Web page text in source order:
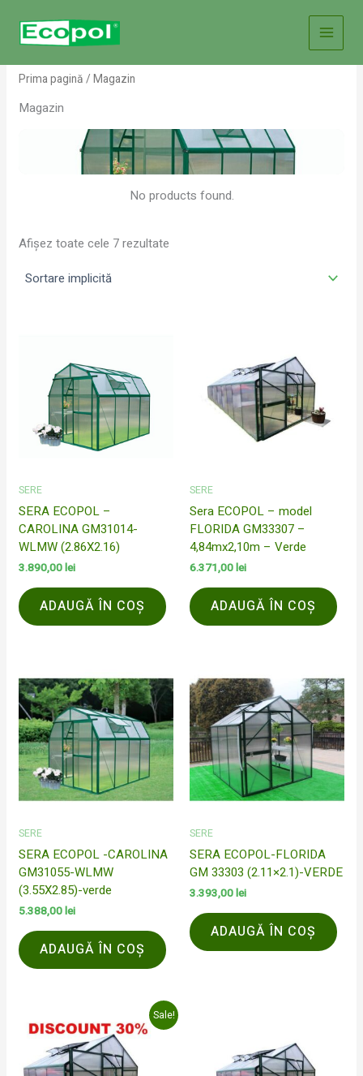
content
Prima pagină / Magazin
Magazin
No products found.
Afișez toate cele 7 rezultate
SERE
SERA ECOPOL –
CAROLINA GM31014-
WLMW (2.86X2.16)
3.890,00lei
ADAUGĂ ÎN COȘ
SERE
Sera ECOPOL – model
FLORIDA GM33307 –
4,84mx2,10m – Verde
6.371,00lei
ADAUGĂ ÎN COȘ
SERE
SERA ECOPOL -CAROLINA
GM31055-WLMW
(3.55X2.85)-verde
5.388,00lei
ADAUGĂ ÎN COȘ
SERE
SERA ECOPOL-FLORIDA
GM 33303 (2.11×2.1)-VERDE
3.393,00lei
ADAUGĂ ÎN COȘ
Sale!
inițial
a
fost:
4.925,00 lei.
Prețul
curent
este: